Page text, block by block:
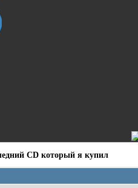
CD который я купил